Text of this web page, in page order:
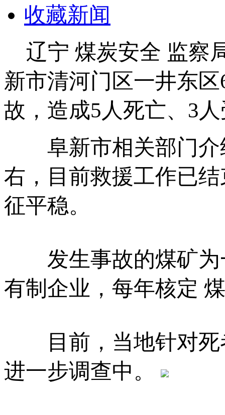
收藏新闻
辽宁 煤炭安全 监察
新市清河门区一井东
故，造成5人死亡、3
阜新市相关部门介
右，目前救援工作已
征平稳。
发生事故的煤矿为
有制企业，每年核定
目前，当地针对死
进一步调查中。